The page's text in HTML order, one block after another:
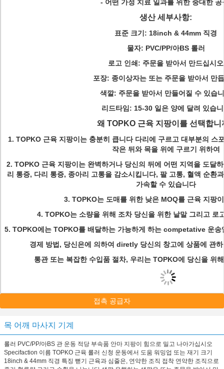
- 어떤 가정 치료 일과를 위한 중대한 공
생산 세부사항:
표준 크기 : 18inch & 44mm 직경
물자: PVC/PP/아BS 롤러
로고 인쇄 : 주문을 받아서 만드십시오
포장: 종이상자는 또는 주문을 받아서 만
색깔: 주문을 받아서 만들어질 수 있습
리드타임: 15-30 일은 양에 달려 있습
왜 TOPKO 근육 지팡이를 선택합니
1. TOPKO 근육 지팡이는 충분히 큽니다 다리에 구르고 대부분의 스
작은 뒤와 목을 위에 구르기 위하여
2. TOPKO 근육 지팡이는 완벽하거나 당신의 뒤에 어떤 지역을 도달
리 통증, 다리 통증, 종아리 고통을 감소시킵니다, 팔 고통, 혈액 순환
가속할 수 있습니다
3. TOPKO는 도매를 위한 낮은 MOQ를 근육 지팡
4. TOPKO는 소량을 위해 조차 당신을 위한 낱말 그리고 로
5. TOPKO에는 TOPKO를 배달하는 가능하게 하는 competative 운송
경제 방법, 당신은에 의하여 diretly 당신의 창고에 상품에 관
통관 또는 복잡한 수입품 절차, 우리는 TOPKO에 당신을 위
접촉 공급자
목 어깨 마사지 기계
롤러 PVC/PP/아BS 관 운동 적당 부속품 안마 지팡이 힘으로 밀고 나아가십시오
Specifaction 이름 TOPKO 근육 롤러 신청 운동에서 도움 워밍업 또는 재기 크기
18inch & 44mm 직경 특징 뻗기 근육과 심줄은, 연약한 조직 접착 연약한 조직으로